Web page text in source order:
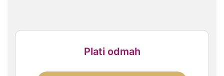
Plati odmah